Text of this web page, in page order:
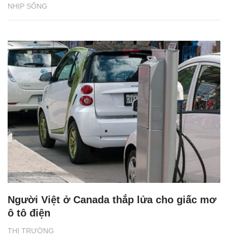
NHỊP SỐNG
THỊ TRƯỜNG
Người Việt ở Canada thắp lửa cho giấc mơ
ô tô điện